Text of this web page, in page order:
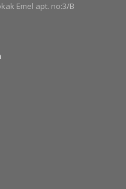
Emel apt. no:3/B